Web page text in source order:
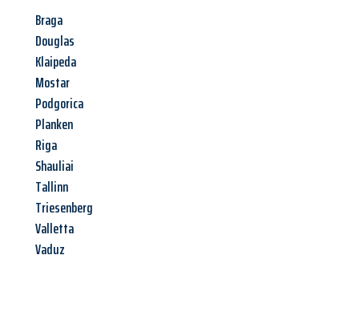
Braga
Douglas
Klaipeda
Mostar
Podgorica
Planken
Riga
Shauliai
Tallinn
Triesenberg
Valletta
Vaduz